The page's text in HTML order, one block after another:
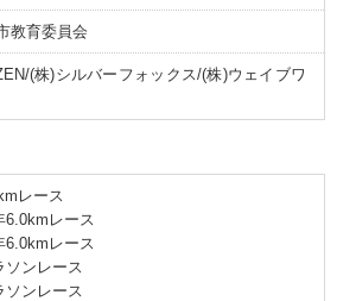
教育委員会
(株)シルバーフォックス/(株)ウェイブワ
レース
6.0kmレース
6.0kmレース
ソンレース
ソンレース